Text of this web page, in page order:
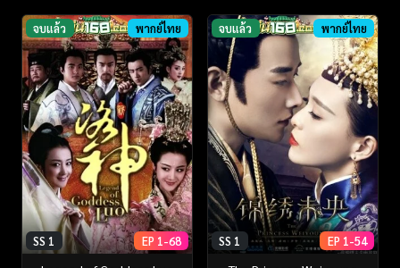
จบแล้ว พากย์ไทย
SS 1 EP 1-68
จบแล้ว พากย์ไทย
SS 1 EP 1-54